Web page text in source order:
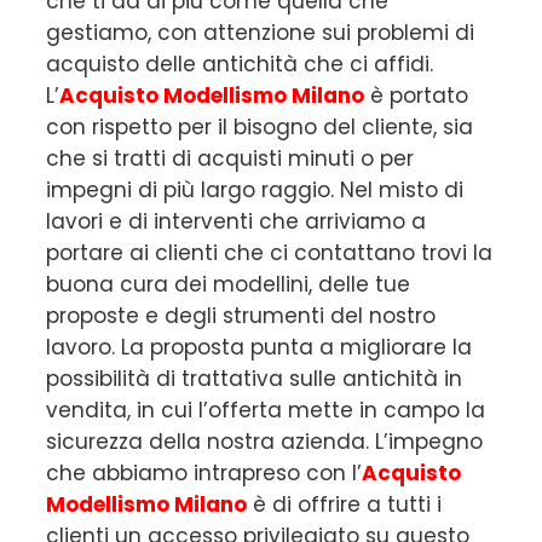
gestiamo, con attenzione sui problemi di
acquisto delle antichità che ci affidi.
L’Acquisto Modellismo Milano è portato
con rispetto per il bisogno del cliente, sia
che si tratti di acquisti minuti o per
impegni di più largo raggio. Nel misto di
lavori e di interventi che arriviamo a
portare ai clienti che ci contattano trovi la
buona cura dei modellini, delle tue
proposte e degli strumenti del nostro
lavoro. La proposta punta a migliorare la
possibilità di trattativa sulle antichità in
vendita, in cui l’offerta mette in campo la
sicurezza della nostra azienda. L’impegno
che abbiamo intrapreso con l’Acquisto
Modellismo Milano è di offrire a tutti i
clienti un accesso privilegiato su questo